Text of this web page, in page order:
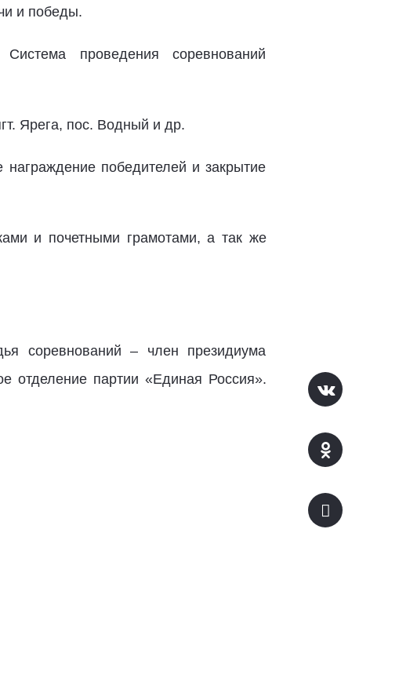
и победы.
проведения соревнований
Ярега, пос. Водный и др.
победителей и закрытие
и почетными грамотами, а так же
соревнований – член президиума
отделение партии «Единая Россия».